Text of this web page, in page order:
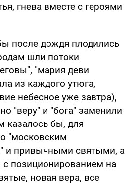
гнева вместе с героями
после дождя плодились
шли потоки
"мария деви
из каждого утюга,
небесное уже завтра),
"веру" и "бога" заменили
казалось бы, для
"московским
и привычными святыми, а
позиционированием на
новая вера, все